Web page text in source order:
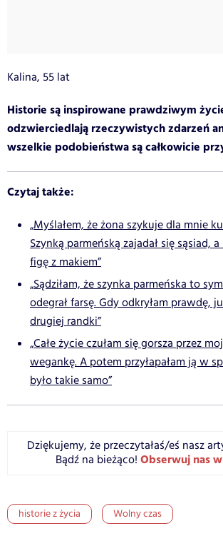
Kalina, 55 lat
Historie są inspirowane prawdziwym
odzwierciedlają rzeczywistych zdarzeń
wszelkie podobieństwa są całkowicie
Czytaj także:
„Myślałem, że żona szykuje dla mnie
Szynką parmeńską zajadał się sąsiad,
figę z makiem”
„Sądziłam, że szynka parmeńska to
odegrał farsę. Gdy odkryłam prawdę,
drugiej randki”
„Całe życie czułam się gorsza przez
wegankę. A potem przyłapałam ją w
było takie samo”
Dziękujemy, że przeczytałaś/eś nasz
Bądź na bieżąco! Obserwuj nas
historie z życia Wolny czas